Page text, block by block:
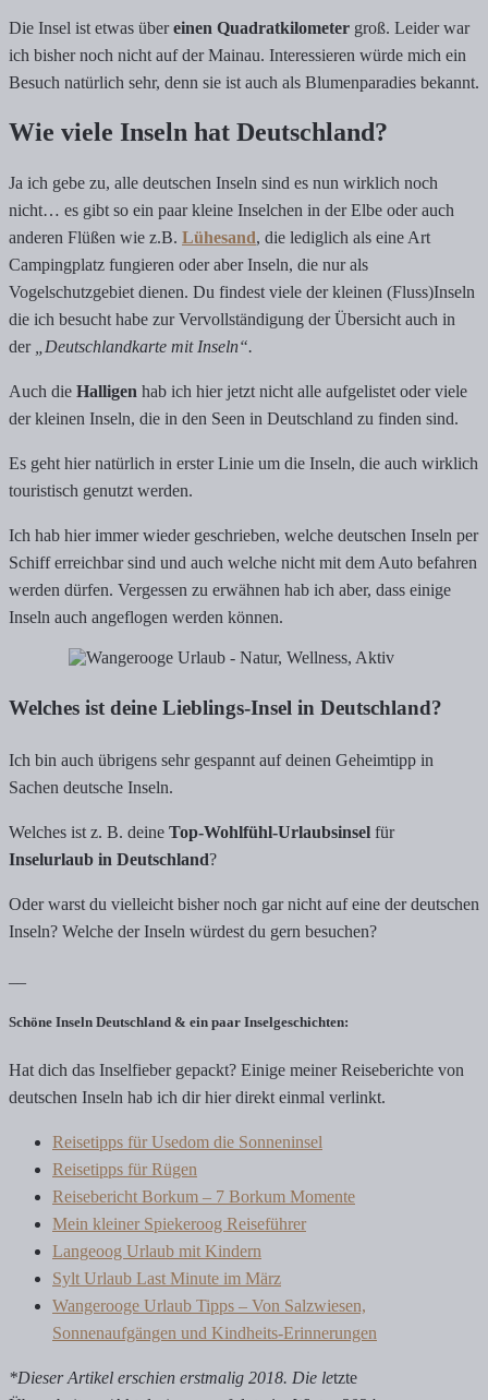
Die Insel ist etwas übereinen Quadratkilometer groß. Leider war
ich bisher noch nicht auf der Mainau. Interessieren würde mich ein
Besuch natürlich sehr, denn sie ist auch als Blumenparadies bekannt.
Wie viele Inseln hat Deutschland?
Ja ich gebe zu, alle deutschen Inseln sind es nun wirklich noch
nicht… es gibt so ein paar kleine Inselchen in der Elbe oder auch
anderen Flüßen wie z.B. Lühesand, die lediglich als eine Art
Campingplatz fungieren oder aber Inseln, die nur als
Vogelschutzgebiet dienen. Du findest viele der kleinen (Fluss)Inseln
die ich besucht habe zur Vervollständigung der Übersicht auch in
der
„Deutschlandkarte mit Inseln“.
Auch die Halligen hab ich hier jetzt nicht alle aufgelistet oder viele
der kleinen Inseln, die in den Seen in Deutschland zu finden sind.
Es geht hier natürlich in erster Linie um die Inseln, die auch wirklich
touristisch genutzt werden.
Ich hab hier immer wieder geschrieben, welche deutschen Inseln per
Schiff erreichbar sind und auch welche nicht mit dem Auto befahren
werden dürfen. Vergessen zu erwähnen hab ich aber, dass einige
Inseln auch angeflogen werden können.
Welches ist deine Lieblings-Insel in Deutschland?
Ich bin auch übrigens sehr gespannt auf deinen Geheimtipp in
Sachen deutsche Inseln.
Welches ist z. B. deine Top-Wohlfühl-Urlaubsinsel für
Inselurlaub in Deutschland?
Oder warst du vielleicht bisher noch gar nicht auf eine der deutschen
Inseln? Welche der Inseln würdest du gern besuchen?
Schöne Inseln Deutschland & ein paar Inselgeschichten:
Hat dich das Inselfieber gepackt? Einige meiner Reiseberichte von
deutschen Inseln hab ich dir hier direkt einmal verlinkt.
Reisetipps für Usedom die Sonneninsel
Reisetipps für Rügen
Reisebericht Borkum – 7 Borkum Momente
Mein kleiner Spiekeroog Reiseführer
Langeoog Urlaub mit Kindern
Sylt Urlaub Last Minute im März
Wangerooge Urlaub Tipps – Von Salzwiesen,
Sonnenaufgängen und Kindheits-Erinnerungen
*Dieser Artikel erschien erstmalig 2018. Die letzte